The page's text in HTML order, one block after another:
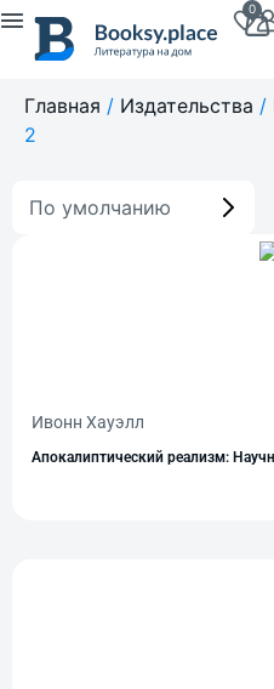
0
Главная / Издательства /
2
По умолчанию
Ивонн Хауэлл
Апокалиптический реализм: